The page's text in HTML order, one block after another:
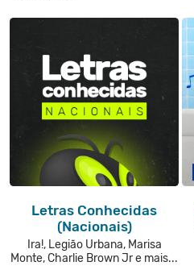
Letras Conhecidas
(Nacionais)
Ira!, Legião Urbana, Marisa
Monte, Charlie Brown Jr e mais...